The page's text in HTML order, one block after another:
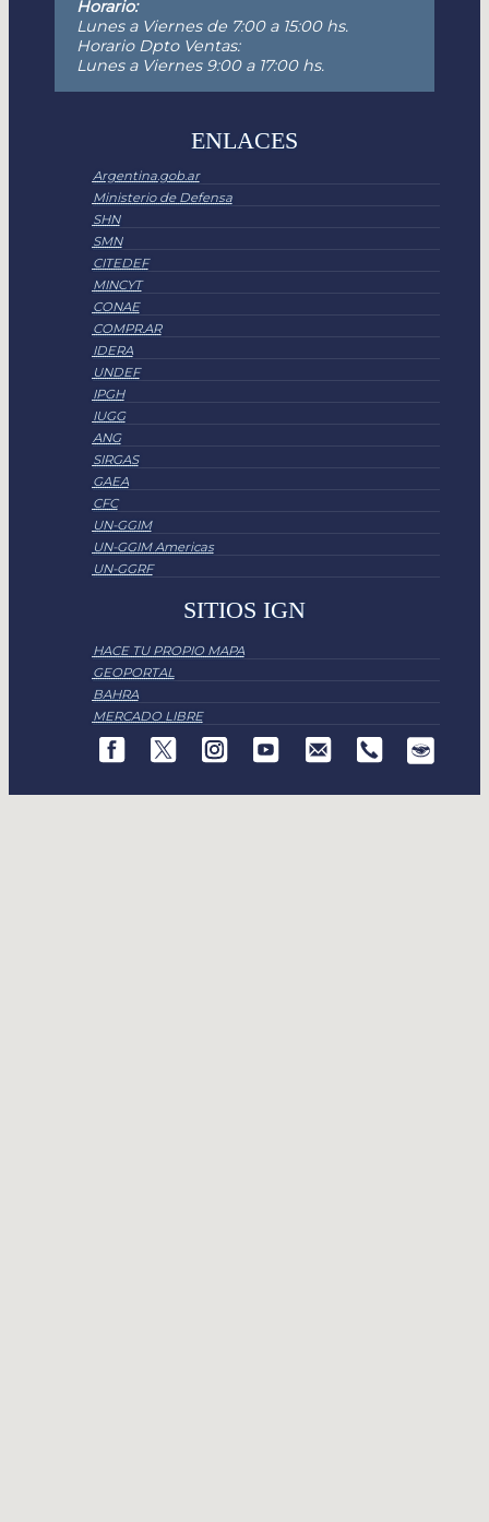
Horario:
Lunes a Viernes de 7:00 a 15:00 hs.
Horario Dpto Ventas:
Lunes a Viernes 9:00 a 17:00 hs.
ENLACES
Argentina.gob.ar
Ministerio de Defensa
SHN
SMN
CITEDEF
MINCYT
CONAE
COMPR.AR
IDERA
UNDEF
IPGH
IUGG
ANG
SIRGAS
GAEA
CFC
UN-GGIM
UN-GGIM Americas
UN-GGRF
SITIOS IGN
HACE TU PROPIO MAPA
GEOPORTAL
BAHRA
MERCADO LIBRE